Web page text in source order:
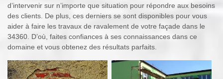
d’intervenir sur n’importe que situation pour répondre aux besoins
des clients. De plus, ces derniers se sont disponibles pour vous
aider à faire les travaux de ravalement de votre façade dans le
34360. D’où, faites confiances à ses connaissances dans ce
domaine et vous obtenez des résultats parfaits.